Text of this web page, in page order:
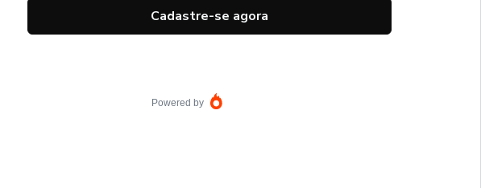
Cadastre-se agora
Powered by